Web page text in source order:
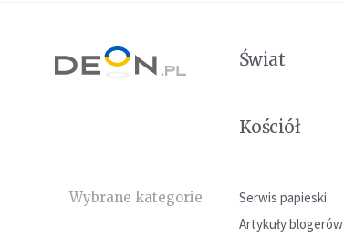
Świat
Kościół
Wybrane kategorie Serwis papieski
Artykuły blogerów